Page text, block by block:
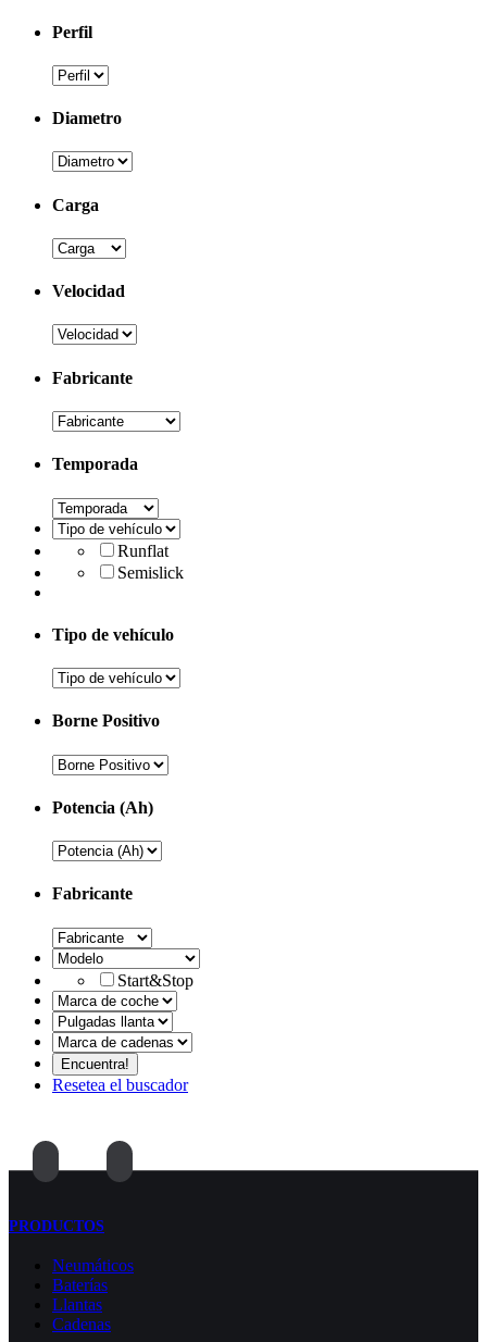
Perfil
Diametro
Carga
Velocidad
Fabricante
Temporada
Runflat
Semislick
Tipo de vehículo
Borne Positivo
Potencia (Ah)
Fabricante
Start&Stop
Resetea el buscador
PRODUCTOS
Neumáticos
Baterías
Llantas
Cadenas